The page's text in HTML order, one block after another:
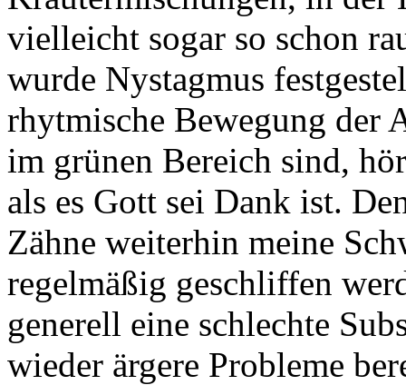
vielleicht sogar so schon
wurde Nystagmus
rhytmische Bewegung der
im grünen Bereich sind,
als es Gott sei Dank ist.
Zähne weiterhin meine
regelmäßig geschliffen
generell eine schlechte
wieder ärgere Probleme